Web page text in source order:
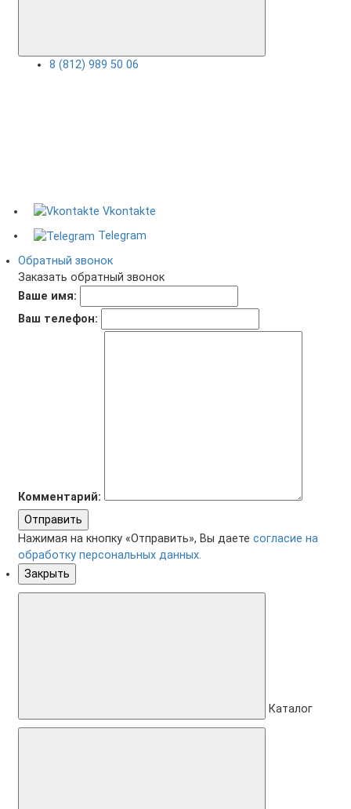
8 (812) 989 50 06
Vkontakte
Telegram
Обратный звонок
Заказать обратный звонок
Ваше имя:
Ваш телефон:
Комментарий:
Отправить
Нажимая на кнопку «Отправить», Вы даете согласие на
обработку персональных данных.
Закрыть
Каталог